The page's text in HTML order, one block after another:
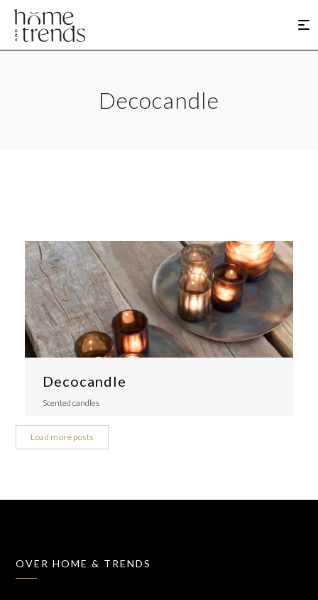
Decocandle
Decocandle
Scented candles
Load more posts
OVER HOME & TRENDS